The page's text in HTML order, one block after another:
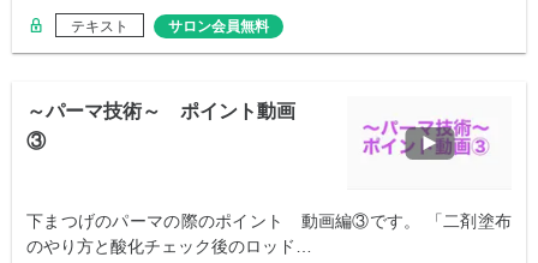
テキスト サロン会員無料
～パーマ技術～ ポイント動画
③
下まつげのパーマの際のポイント 動画編③です。 「二剤塗布
のやり方と酸化チェック後のロッド…